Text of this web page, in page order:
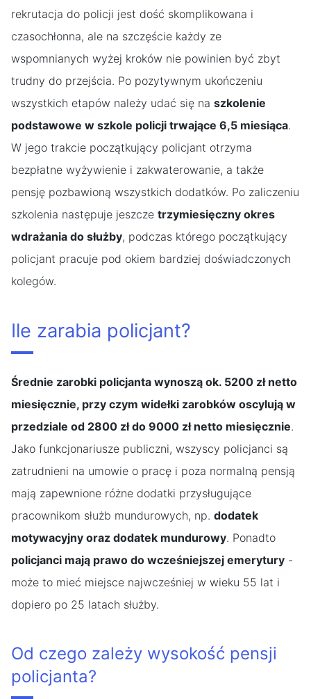
rekrutacja do policji jest dość skomplikowana i
czasochłonna, ale na szczęście każdy ze
wspomnianych wyżej kroków nie powinien być zbyt
trudny do przejścia. Po pozytywnym ukończeniu
wszystkich etapów należy udać się na szkolenie
podstawowe w szkole policji trwające 6,5 miesiąca.
W jego trakcie początkujący policjant otrzyma
bezpłatne wyżywienie i zakwaterowanie, a także
pensję pozbawioną wszystkich dodatków. Po zaliczeniu
szkolenia następuje jeszcze trzymiesięczny okres
wdrażania do służby, podczas którego początkujący
policjant pracuje pod okiem bardziej doświadczonych
kolegów.
Ile zarabia policjant?
Średnie zarobki policjanta wynoszą ok. 5200 zł netto
miesięcznie, przy czym widełki zarobków oscylują w
przedziale od 2800 zł do 9000 zł netto miesięcznie.
Jako funkcjonariusze publiczni, wszyscy policjanci są
zatrudnieni na umowie o pracę i poza normalną pensją
mają zapewnione różne dodatki przysługujące
pracownikom służb mundurowych, np. dodatek
motywacyjny oraz dodatek mundurowy. Ponadto
policjanci mają prawo do wcześniejszej emerytury -
może to mieć miejsce najwcześniej w wieku 55 lat i
dopiero po 25 latach służby.
Od czego zależy wysokość pensji
policjanta?